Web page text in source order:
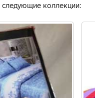
следующие коллекции: